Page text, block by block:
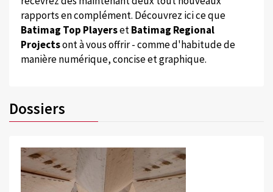
rapports en complément. Découvrez ici ce que
Batimag Top PlayersetBatimag Regional
Projectsont à vous offrir - comme d'habitude de
manière numérique, concise et graphique.
Dossiers